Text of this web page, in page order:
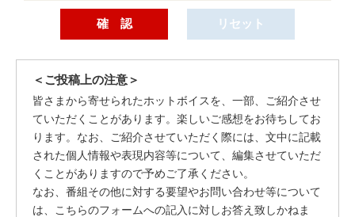
＜ご投稿上の注意＞
皆さまから寄せられたホットボイスを、一部、ご紹介させ
ていただくことがあります。楽しいご感想をお待ちしてお
ります。なお、ご紹介させていただく際には、文中に記載
された個人情報や表現内容等について、編集させていただ
くことがありますので予めご了承ください。
なお、番組その他に対する要望やお問い合わせ等について
は、こちらのフォームへの記入に対しお答え致しかねま